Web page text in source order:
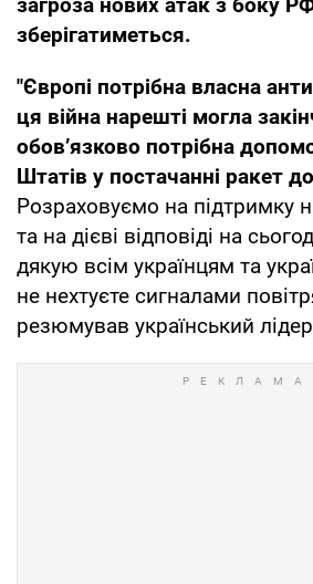
зберігатиметься.
"Європі потрібна власна
ця війна нарешті могла
обовʼязково потрібна
Штатів у постачанні ракет
Розраховуємо на підтримку
та на дієві відповіді на
дякую всім українцям та
не нехтуєте сигналами
резюмував український